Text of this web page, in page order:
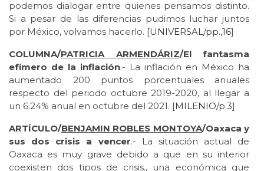
podemos dialogar entre quienes pensamos distinto.
Si a pesar de las diferencias pudimos luchar juntos
por México, volvamos hacerlo. [UNIVERSAL/pp.,16]
COLUMNA/PATRICIA ARMENDÁRIZ/El fantasma
efímero de la inflación.- La inflación en México ha
aumentado 200 puntos porcentuales anuales
respecto del periodo octubre 2019-2020, al llegar a
un 6.24% anual en octubre del 2021. [MILENIO/p.3]
ARTÍCULO/BENJAMIN ROBLES MONTOYA/Oaxaca y
sus dos crisis a vencer.- La situación actual de
Oaxaca es muy grave debido a que en su interior
coexisten dos tipos de crisis., una económica que